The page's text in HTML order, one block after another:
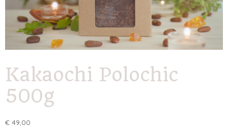
Kakaochi Polochic
500g
€ 49,00